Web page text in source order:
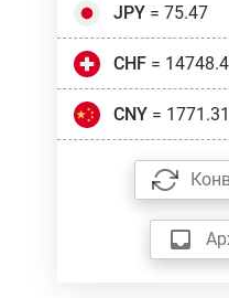
JPY= 75.47
CHF=
CNY= 1771.31